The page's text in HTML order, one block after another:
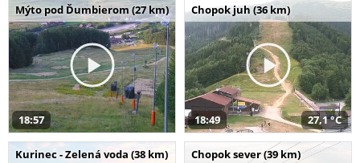
Mýto pod Ďumbierom (27 km)
18:57
Chopok juh (36 km)
18:49 27,1 °C
Kurinec - Zelená voda (38 km) Chopok sever (39 km)